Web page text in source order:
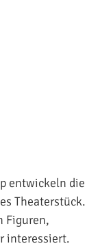
entwickeln die
Theaterstück.
Figuren,
interessiert.